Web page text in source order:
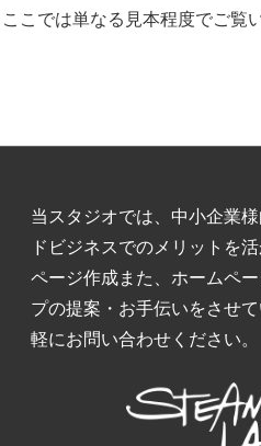
ここでは単なる見本程度でご覧
当スタジオでは、中小企業
ドビジネスでのメリットを
ページ作成また、ホームペ
プの提案・お手伝いをさせ
軽にお問い合わせください。